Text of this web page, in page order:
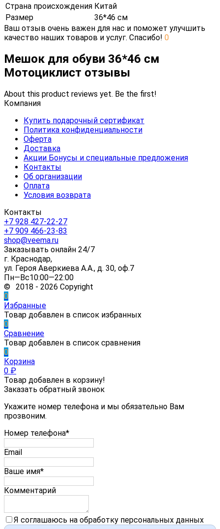
Страна происхождения Китай
Размер
36*46 см
Ваш отзыв очень важен для нас и поможет улучшить
качество наших товаров и услуг. Спасибо! 0
Мешок для обуви 36*46 см
Мотоциклист отзывы
About this product reviews yet. Be the first!
Компания
Купить подарочный сертификат
Политика конфиденциальности
Оферта
Доставка
Акции Бонусы и специальные предложения
Контакты
Об организации
Оплата
Условия возврата
Контакты
+7 928 427-22-27
+7 909 466-23-83
shop@veema.ru
Заказывать онлайн 24/7
г. Краснодар,
ул. Героя Аверкиева А.А., д. 30, оф.7
Пн—Вс10:00—22:00
© 2018 - 2026 Copyright
0
Избранные
Товар добавлен в список избранных
0
Сравнение
Товар добавлен в список сравнения
0
Корзина
0 ₽
Товар добавлен в корзину!
Заказать обратный звонок
Укажите номер телефона и мы обязательно Вам
прозвоним.
Номер телефона*
Email
Ваше имя*
Комментарий
Я соглашаюсь на обработку персональных данных